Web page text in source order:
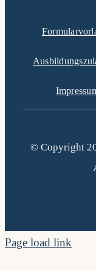
© Copyright
Page load link